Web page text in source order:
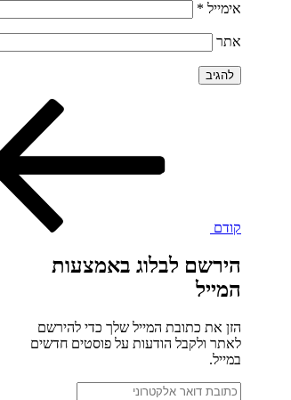
אימייל *
אתר
קודם
הירשם לבלוג באמצעות
המייל
הזן את כתובת המייל שלך כדי להירשם
לאתר ולקבל הודעות על פוסטים חדשים
במייל.
כתובת